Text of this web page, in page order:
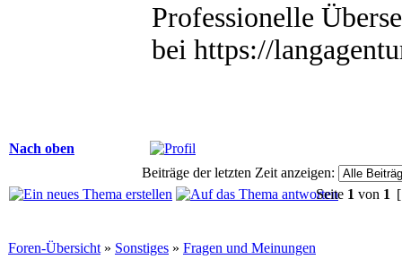
Professionelle
bei https://
Nach oben
Beiträge der letzten Zeit anzeigen:
Seite 1 von 1
Foren-Übersicht » Sonstiges » Fragen und Meinungen